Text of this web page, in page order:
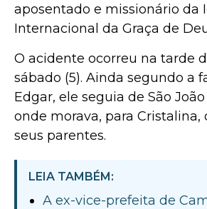
aposentado e missionário da
Internacional da Graça de
O acidente ocorreu na tarde
sábado (5). Ainda segundo a
Edgar, ele seguia de São João
onde morava, para Cristalina,
seus parentes.
LEIA TAMBÉM:
A ex-vice-prefeita de